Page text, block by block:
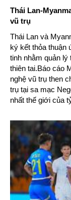
Thái Lan-
vũ trụ
Thái Lan và
ký kết thỏa thuận
tinh nhằm quản
thiên tai.Báo cáo
nghệ vũ trụ then
trụ tại sa mạc
nhất thế giới của